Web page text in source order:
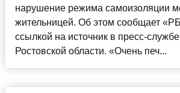
нарушение режима самоизоляции
жительницей. Об этом сообщает
ссылкой на источник в пресс-
Ростовской области. «Очень печ...